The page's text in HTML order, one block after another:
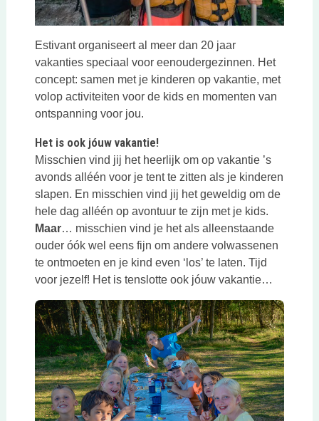
Estivant organiseert al meer dan 20 jaar
vakanties speciaal voor eenoudergezinnen. Het
concept: samen met je kinderen op vakantie, met
volop activiteiten voor de kids en momenten van
ontspanning voor jou.
Het is ook jóuw vakantie!
Misschien vind jij het heerlijk om op vakantie ’s
avonds alléén voor je tent te zitten als je kinderen
slapen. En misschien vind jij het geweldig om de
hele dag alléén op avontuur te zijn met je kids.
Maar… misschien vind je het als alleenstaande
ouder óók wel eens fijn om andere volwassenen
te ontmoeten en je kind even ‘los’ te laten. Tijd
voor jezelf! Het is tenslotte ook jóuw vakantie…